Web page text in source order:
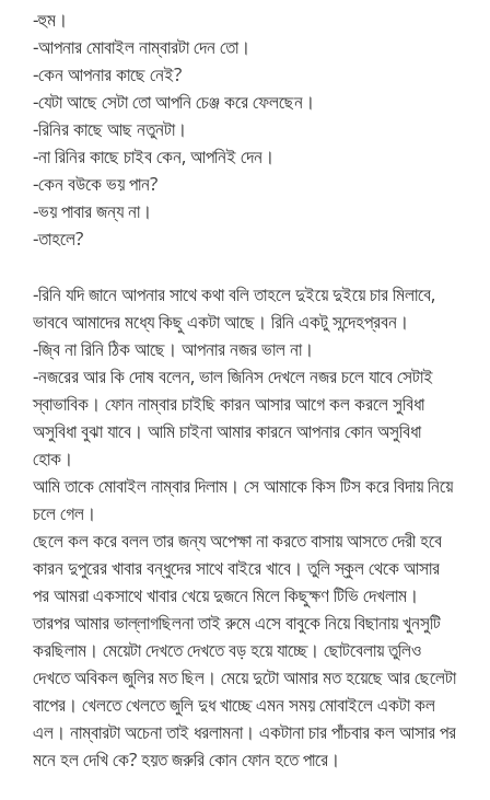
-হুম।
-আপনার মোবাইল নাম্বারটা দেন তো।
-কেন আপনার কাছে নেই?
-যেটা আছে সেটা তো আপনি চেঞ্জ করে ফেলছেন।
-রিনির কাছে আছ নতুনটা।
-না রিনির কাছে চাইব কেন, আপনিই দেন।
-কেন বউকে ভয় পান?
-ভয় পাবার জন্য না।
-তাহলে?
-রিনি যদি জানে আপনার সাথে কথা বলি তাহলে দুইয়ে দুইয়ে চার মিলাবে,
ভাববে আমাদের মধ্যে কিছু একটা আছে। রিনি একটু সন্দেহপ্রবন।
-জ্বি না রিনি ঠিক আছে। আপনার নজর ভাল না।
-নজরের আর কি দোষ বলেন, ভাল জিনিস দেখলে নজর চলে যাবে সেটাই
স্বাভাবিক। ফোন নাম্বার চাইছি কারন আসার আগে কল করলে সুবিধা
অসুবিধা বুঝা যাবে। আমি চাইনা আমার কারনে আপনার কোন অসুবিধা
হোক।
আমি তাকে মোবাইল নাম্বার দিলাম। সে আমাকে কিস টিস করে বিদায় নিয়ে
চলে গেল।
ছেলে কল করে বলল তার জন্য অপেক্ষা না করতে বাসায় আসতে দেরী হবে
কারন দুপুরের খাবার বন্ধুদের সাথে বাইরে খাবে। তুলি স্কুল থেকে আসার
পর আমরা একসাথে খাবার খেয়ে দুজনে মিলে কিছুক্ষণ টিভি দেখলাম।
তারপর আমার ভাল্লাগছিলনা তাই রুমে এসে বাবুকে নিয়ে বিছানায় খুনসুটি
করছিলাম। মেয়েটা দেখতে দেখতে বড় হয়ে যাচ্ছে। ছোটবেলায় তুলিও
দেখতে অবিকল জুলির মত ছিল। মেয়ে দুটো আমার মত হয়েছে আর ছেলেটা
বাপের। খেলতে খেলতে জুলি দুধ খাচ্ছে এমন সময় মোবাইলে একটা কল
এল। নাম্বারটা অচেনা তাই ধরলামনা। একটানা চার পাঁচবার কল আসার পর
মনে হল দেখি কে? হয়ত জরুরি কোন ফোন হতে পারে।